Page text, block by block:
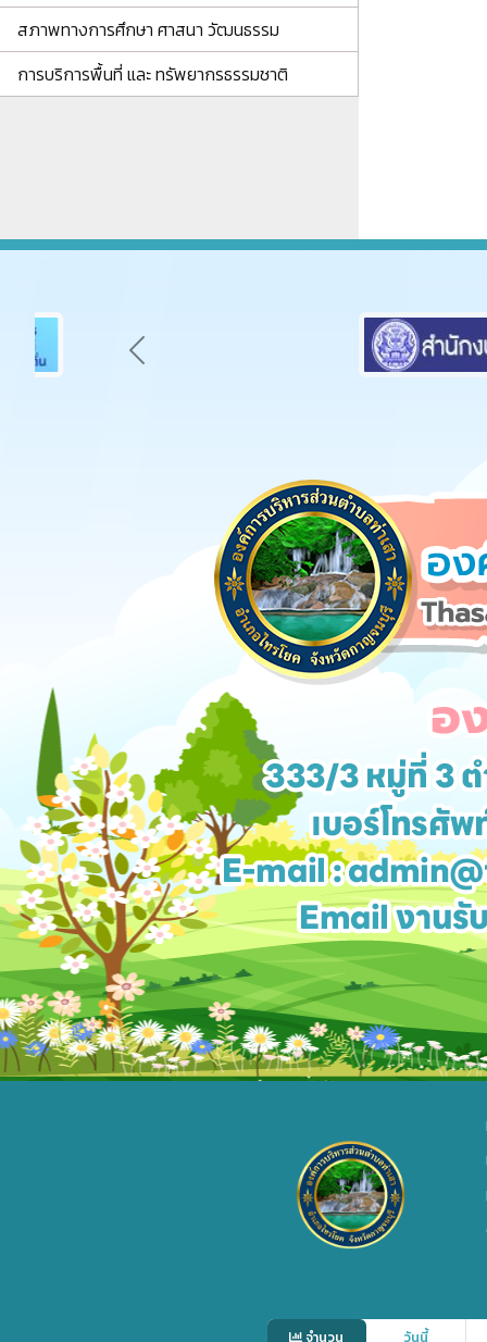
สภาพทางการศึกษา ศาสนา วัฒนธรรม
การบริการพื้นที่ และ ทรัพยากรธรรมชาติ
Previous
จำนวน วันนี้